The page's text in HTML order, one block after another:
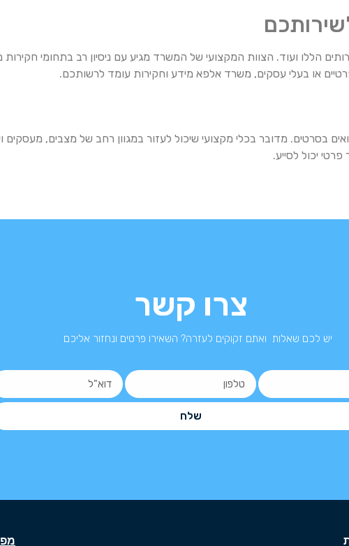
הללו ועוד. הצוות המקצועי של המשרד מגיע עם ניסיון רב בתחומי
או בעלי עסקים, משרד אלפא מידע וחקירות עומד לרשותכם.
בסרטים. מדובר בכלי מקצועי שיכול לעזור במגוון רחב של מצבים,
יכול לסייע.
צרו קשר
יש לכם שאלות ואתם זקוקים לעזרה? השאירו פרטים ונחזור אליכם
שלח